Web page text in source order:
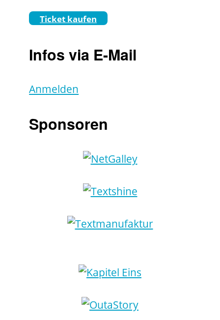
Ticket kaufen
Infos via E-Mail
Anmelden
Sponsoren